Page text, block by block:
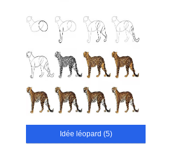
Idée léopard (5)